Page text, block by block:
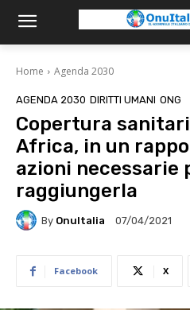
Home Agenda 2030
AGENDA 2030 DIRITTI UMANI ONG
Copertura
Africa, in un
azioni necessarie
raggiungerla
By OnuItalia 07/04/2021
Facebook X